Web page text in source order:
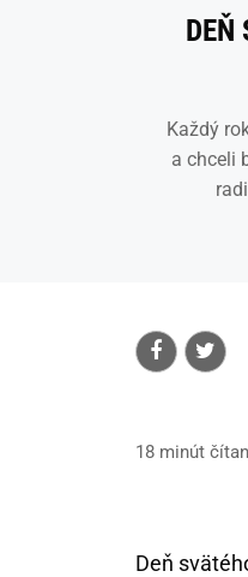
DEŇ
Každý
a chceli
18 minút
Deň